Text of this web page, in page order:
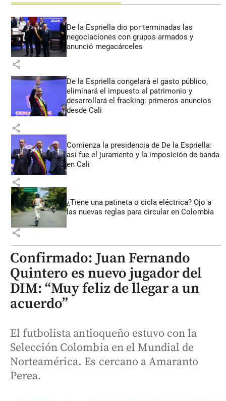
De la Espriella dio por terminadas las
negociaciones con grupos armados y
anunció megacárceles
share
De la Espriella congelará el gasto público,
eliminará el impuesto al patrimonio y
desarrollará el fracking: primeros anuncios
desde Cali
share
Comienza la presidencia de De la Espriella:
así fue el juramento y la imposición de banda
en Cali
share
¿Tiene una patineta o cicla eléctrica? Ojo a
las nuevas reglas para circular en Colombia
share
Confirmado: Juan Fernando
Quintero es nuevo jugador del
DIM: “Muy feliz de llegar a un
acuerdo”
El futbolista antioqueño estuvo con la
Selección Colombia en el Mundial de
Norteamérica. Es cercano a Amaranto
Perea.